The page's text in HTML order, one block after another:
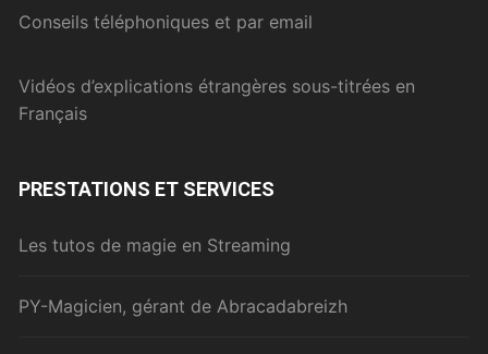
Conseils téléphoniques et par email
Vidéos d’explications étrangères sous-titrées en
Français
PRESTATIONS ET SERVICES
Les tutos de magie en Streaming
PY-Magicien, gérant de Abracadabreizh